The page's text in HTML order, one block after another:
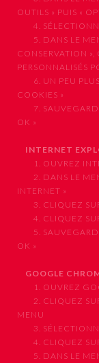
OUTILS » PUIS «
4.
5. DANS LE
CONSERVATION »,
PERSONNALISÉS
6. UN PEU PLUS
COOKIES »
7.
OK »
INTERNET
1. OUVREZ
2. DANS LE
INTERNET »
3. CLIQUEZ SUR
4. CLIQUEZ SUR
5.
OK »
GOOGLE
1. OUVREZ
2. CLIQUEZ SUR
MENU
3.
4. CLIQUEZ SUR
5. DANS LE